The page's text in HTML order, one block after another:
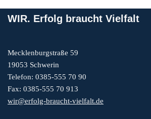
WIR. Erfolg braucht Vielfalt
Mecklenburgstraße 59
19053 Schwerin
Telefon: 0385-555 70 90
Fax: 0385-555 70 913
wir@erfolg-braucht-vielfalt.de